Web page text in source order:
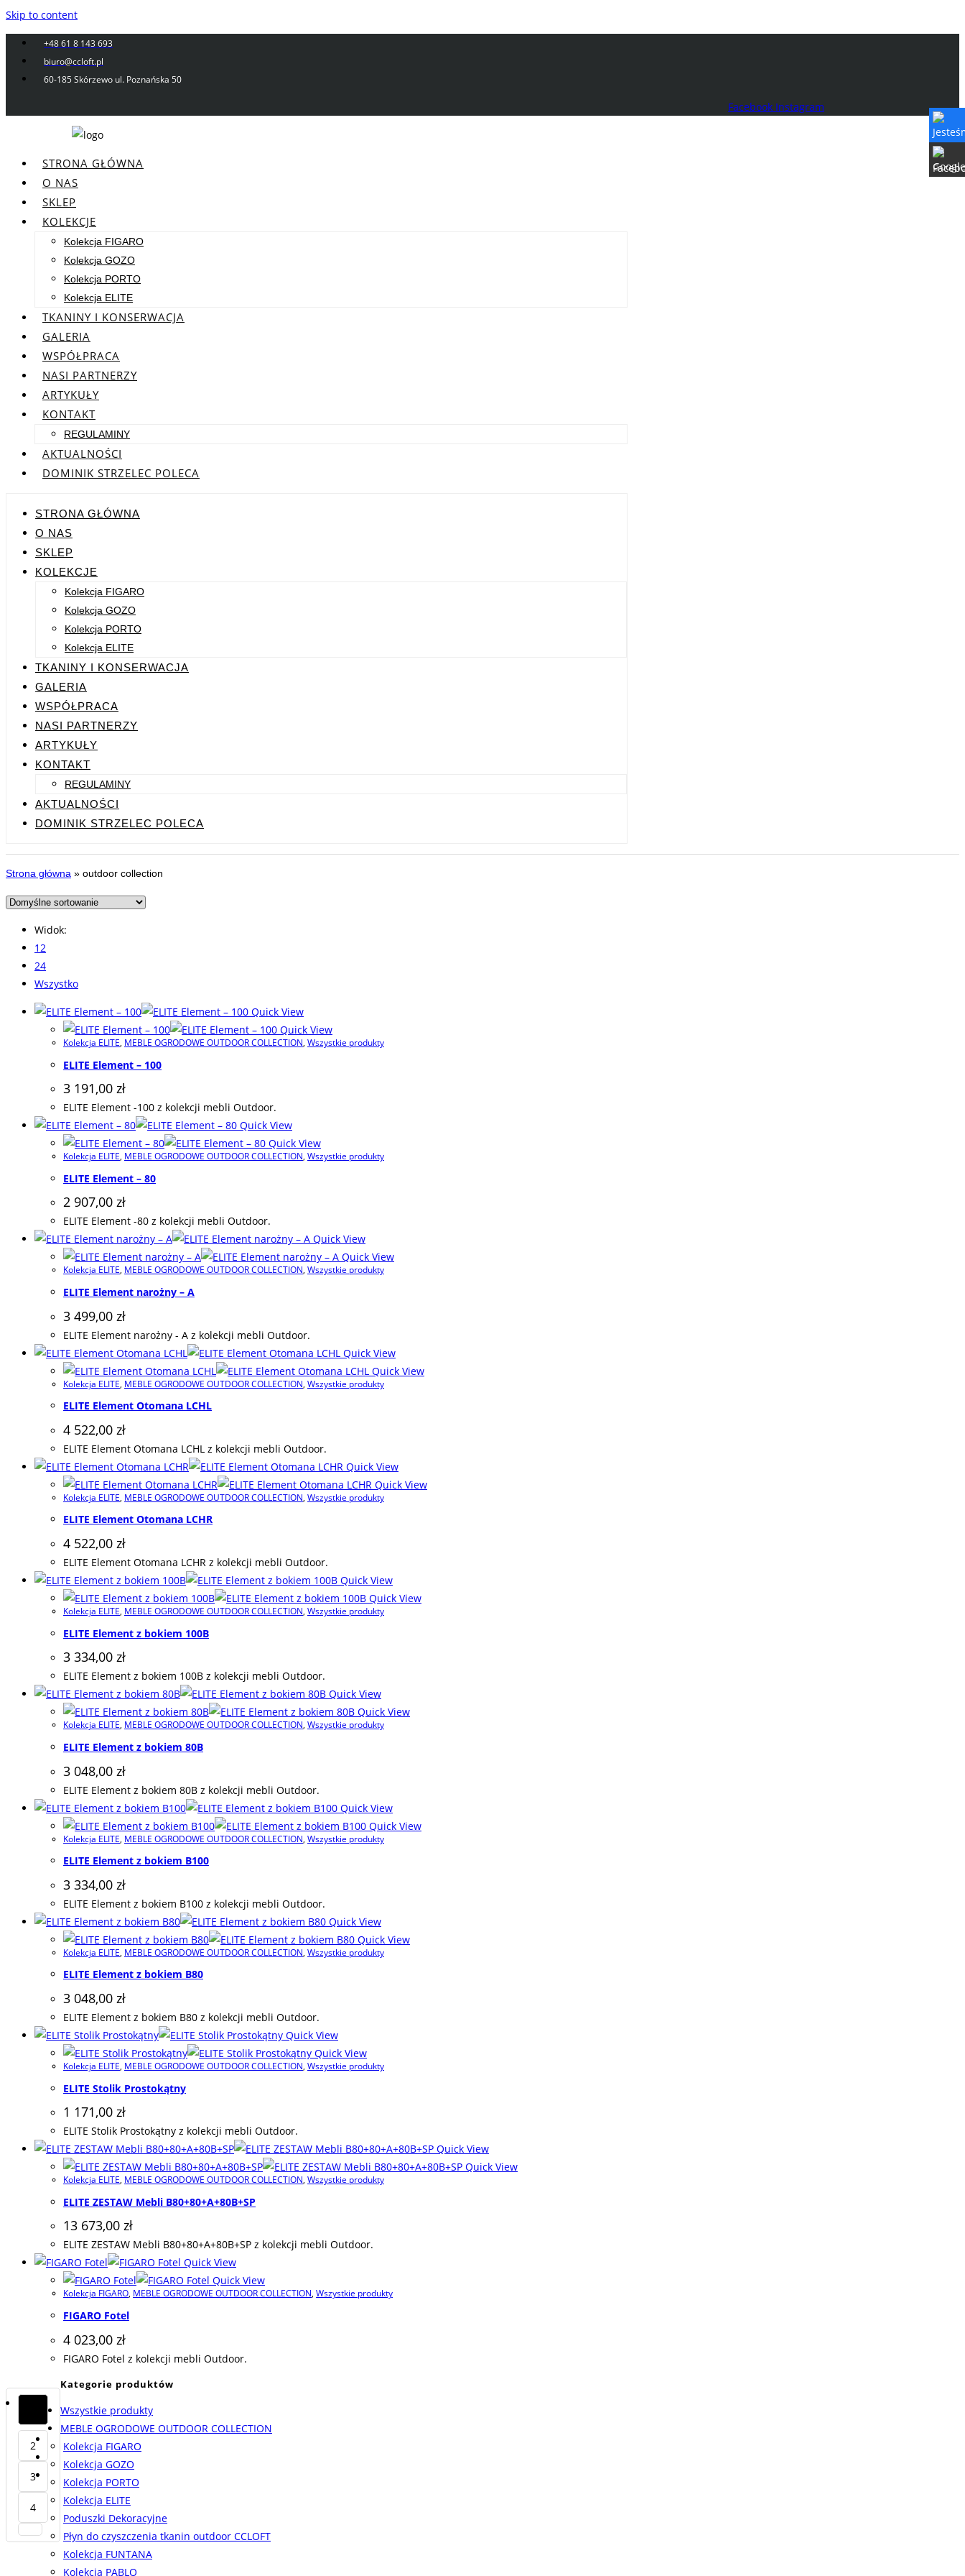
Skip to content
+48 61 8 143 693
biuro@ccloft.pl
60-185 Skórzewo ul. Poznańska 50
Facebook Instagram
STRONA GŁÓWNA
O NAS
SKLEP
KOLEKCJE
Kolekcja FIGARO
Kolekcja GOZO
Kolekcja PORTO
Kolekcja ELITE
TKANINY I KONSERWACJA
GALERIA
WSPÓŁPRACA
NASI PARTNERZY
ARTYKUŁY
KONTAKT
REGULAMINY
AKTUALNOŚCI
DOMINIK STRZELEC POLECA
STRONA GŁÓWNA
O NAS
SKLEP
KOLEKCJE
Kolekcja FIGARO
Kolekcja GOZO
Kolekcja PORTO
Kolekcja ELITE
TKANINY I KONSERWACJA
GALERIA
WSPÓŁPRACA
NASI PARTNERZY
ARTYKUŁY
KONTAKT
REGULAMINY
AKTUALNOŚCI
DOMINIK STRZELEC POLECA
Strona główna » outdoor collection
Widok:
12
24
Wszystko
Quick View
Quick View
Kolekcja ELITE, MEBLE OGRODOWE OUTDOOR COLLECTION, Wszystkie produkty
ELITE Element – 100
3 191,00 zł
ELITE Element -100 z kolekcji mebli Outdoor.
Quick View
Quick View
Kolekcja ELITE, MEBLE OGRODOWE OUTDOOR COLLECTION, Wszystkie produkty
ELITE Element – 80
2 907,00 zł
ELITE Element -80 z kolekcji mebli Outdoor.
Quick View
Quick View
Kolekcja ELITE, MEBLE OGRODOWE OUTDOOR COLLECTION, Wszystkie produkty
ELITE Element narożny – A
3 499,00 zł
ELITE Element narożny - A z kolekcji mebli Outdoor.
Quick View
Quick View
Kolekcja ELITE, MEBLE OGRODOWE OUTDOOR COLLECTION, Wszystkie produkty
ELITE Element Otomana LCHL
4 522,00 zł
ELITE Element Otomana LCHL z kolekcji mebli Outdoor.
Quick View
Quick View
Kolekcja ELITE, MEBLE OGRODOWE OUTDOOR COLLECTION, Wszystkie produkty
ELITE Element Otomana LCHR
4 522,00 zł
ELITE Element Otomana LCHR z kolekcji mebli Outdoor.
Quick View
Quick View
Kolekcja ELITE, MEBLE OGRODOWE OUTDOOR COLLECTION, Wszystkie produkty
ELITE Element z bokiem 100B
3 334,00 zł
ELITE Element z bokiem 100B z kolekcji mebli Outdoor.
Quick View
Quick View
Kolekcja ELITE, MEBLE OGRODOWE OUTDOOR COLLECTION, Wszystkie produkty
ELITE Element z bokiem 80B
3 048,00 zł
ELITE Element z bokiem 80B z kolekcji mebli Outdoor.
Quick View
Quick View
Kolekcja ELITE, MEBLE OGRODOWE OUTDOOR COLLECTION, Wszystkie produkty
ELITE Element z bokiem B100
3 334,00 zł
ELITE Element z bokiem B100 z kolekcji mebli Outdoor.
Quick View
Quick View
Kolekcja ELITE, MEBLE OGRODOWE OUTDOOR COLLECTION, Wszystkie produkty
ELITE Element z bokiem B80
3 048,00 zł
ELITE Element z bokiem B80 z kolekcji mebli Outdoor.
Quick View
Quick View
Kolekcja ELITE, MEBLE OGRODOWE OUTDOOR COLLECTION, Wszystkie produkty
ELITE Stolik Prostokątny
1 171,00 zł
ELITE Stolik Prostokątny z kolekcji mebli Outdoor.
Quick View
Quick View
Kolekcja ELITE, MEBLE OGRODOWE OUTDOOR COLLECTION, Wszystkie produkty
ELITE ZESTAW Mebli B80+80+A+80B+SP
13 673,00 zł
ELITE ZESTAW Mebli B80+80+A+80B+SP z kolekcji mebli Outdoor.
Quick View
Quick View
Kolekcja FIGARO, MEBLE OGRODOWE OUTDOOR COLLECTION, Wszystkie produkty
FIGARO Fotel
4 023,00 zł
FIGARO Fotel z kolekcji mebli Outdoor.
2
3
4
Kategorie produktów
Wszystkie produkty
MEBLE OGRODOWE OUTDOOR COLLECTION
Kolekcja FIGARO
Kolekcja GOZO
Kolekcja PORTO
Kolekcja ELITE
Poduszki Dekoracyjne
Płyn do czyszczenia tkanin outdoor CCLOFT
Kolekcja FUNTANA
Kolekcja PABLO